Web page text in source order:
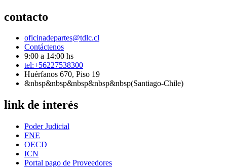
contacto
oficinadepartes@tdlc.cl
Contáctenos
9:00 a 14:00 hs
tel:+56227538300
Huérfanos 670, Piso 19
&nbsp&nbsp&nbsp&nbsp&nbsp(Santiago-Chile)
link de interés
Poder Judicial
FNE
OECD
ICN
Portal pago de Proveedores